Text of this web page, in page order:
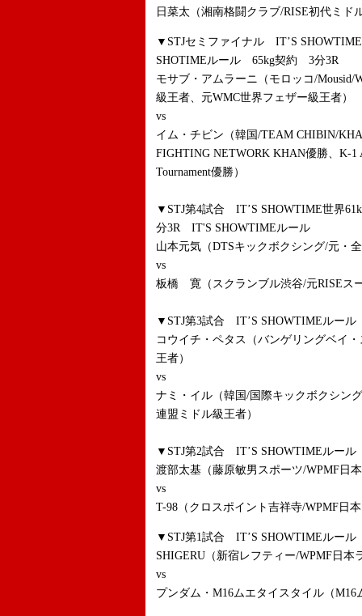
日菜太（湘南格闘クラブ/RISE初代ミド
▼STJセミファイナル IT’S
SHOTIMEルール 65kg契約 3分3R
モサブ・アムラーニ（モロッコ/
級王者、元WMC世界フェザー級王者）
vs
イム・チビン（韓国/TEAM CHIBIN/
FIGHTING NETWORK KHAN優勝、K-
Tournament優勝）
▼STJ第4試合 IT’S SHOWTIME世界
分3R IT'S SHOWTIMEルール
山本元気（DTSキックボクシング/元・
vs
板橋 寛（スクランブル渋谷/元RISEス
▼STJ第3試合 IT’S SHOWTIMEルー
コウイチ・ペタス（バンゲリングベイ
王者）
vs
ナミ・イル（韓国/国際キックボクシン
連盟ミドル級王者）
▼STJ第2試合 IT’S SHOWTIMEルー
渡部太基（藤原敏男スポーツ/WPMF日
vs
T-98（クロスポイント吉祥寺/WPMF日
▼STJ第1試合 IT’S SHOWTIMEルー
SHIGERU（新宿レフティー/WPMF日本
vs
プンダム・M16ムエタイスタイル（M16